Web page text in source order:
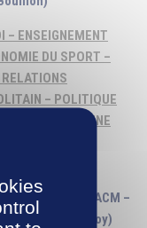
– ENSEIGNEMENT
DU SPORT –
– POLITIQUE
DU PATRIMOINE
–
FRANCE/ SASU ACM –
Sébastien Laloy)